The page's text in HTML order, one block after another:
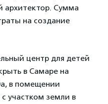
архитектор. Сумма
на создание
центр для детей
в Самаре на
в помещении
участком земли в